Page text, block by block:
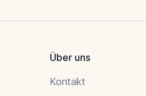
Über uns
Kontakt